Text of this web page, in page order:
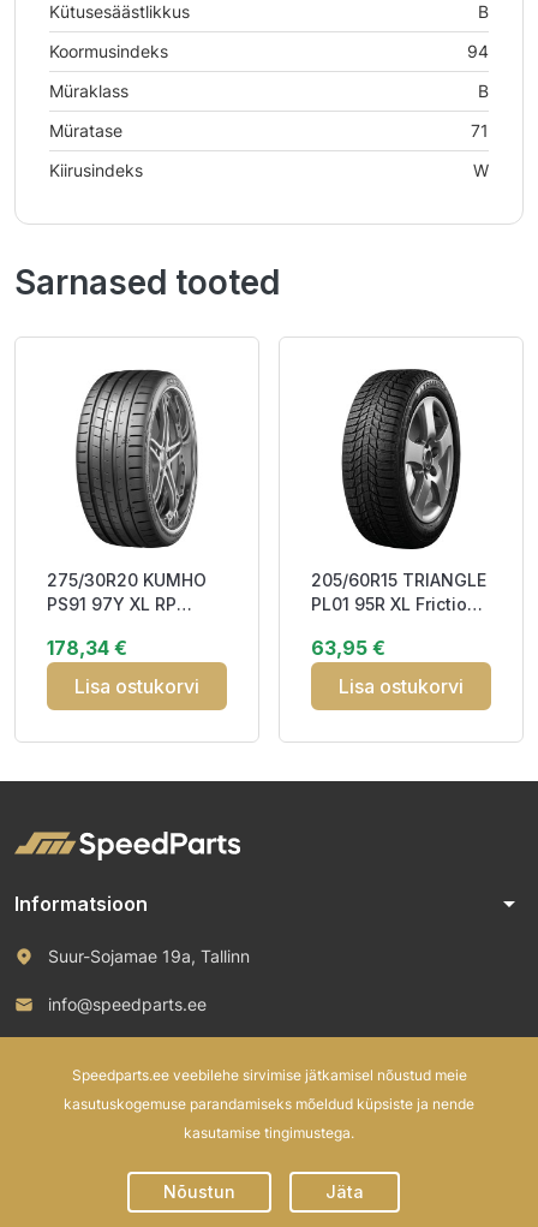
Kütusesäästlikkus
B
Koormusindeks
94
Müraklass
B
Müratase
71
Kiirusindeks
W
Sarnased tooted
275/30R20 KUMHO
PS91 97Y XL RP
178,34 €
Lisa ostukorvi
205/60R15 TRIANGLE
PL01 95R XL Friction
63,95 €
Lisa ostukorvi
Informatsioon arrow_drop_down
Suur-Sojamae 19a, Tallinn
info@speedparts.ee
Speedparts.ee veebilehe sirvimise jätkamisel nõustud meie
kasutuskogemuse parandamiseks mõeldud küpsiste ja nende
kasutamise tingimustega.
Nõustun Jäta